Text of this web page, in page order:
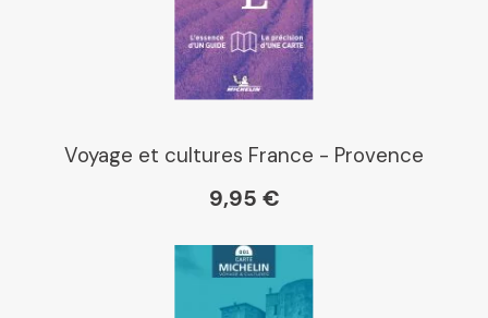
Voyage et cultures France - Provence
9,95 €